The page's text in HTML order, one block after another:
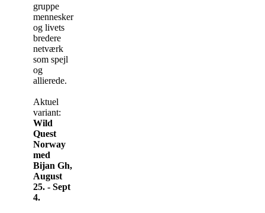
gruppe
mennesker
og livets
bredere
netværk
som spejl
og
allierede.
Aktuel
variant:
Wild
Quest
Norway
med
Bijan Gh,
August
25. - Sept
4.